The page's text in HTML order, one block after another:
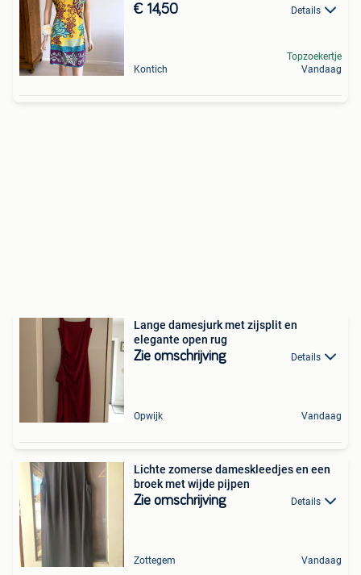
€ 14,50 Details
Kontich
Topzoekertje
Vandaag
Lange damesjurk met zijsplit en
elegante open rug
Zie omschrijving Details
Opwijk Vandaag
Lichte zomerse dameskleedjes en een
broek met wijde pijpen
Zie omschrijving Details
Zottegem Vandaag